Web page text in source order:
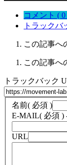
コメント ( 0
トラックバ
この記事へ
この記事へ
トラックバック
名前( 必須 )
E-MAIL( 必須 )
URL